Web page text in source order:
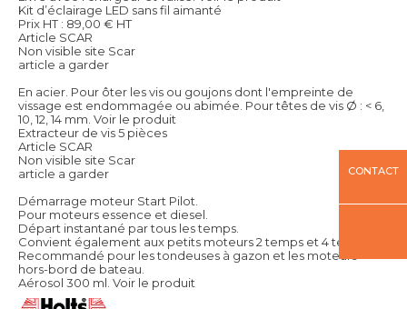
Kit d’éclairage LED sans fil aimanté
Prix HT : 89,00 € HT
Article SCAR
Non visible site Scar
article a garder
En acier. Pour ôter les vis ou goujons dont l'empreinte de
vissage est endommagée ou abimée. Pour têtes de vis Ø : < 6,
10, 12, 14 mm. Voir le produit
Extracteur de vis 5 pièces
Article SCAR
Non visible site Scar
article a garder
Démarrage moteur Start Pilot.
Pour moteurs essence et diesel.
Départ instantané par tous les temps.
Convient également aux petits moteurs 2 temps et 4 temps.
Recommandé pour les tondeuses à gazon et les moteurs
hors-bord de bateau.
Aérosol 300 ml. Voir le produit
CONTACT